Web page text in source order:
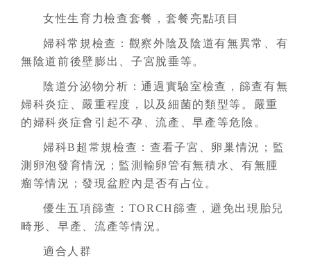
女性生育力檢查套餐，套餐亮點項目
婦科常規檢查：觀察外陰及陰道有無異常、有
無陰道前後壁膨出、子宮脫垂等。
陰道分泌物分析：通過實驗室檢查，篩查有無
婦科炎症、嚴重程度，以及細菌的類型等。嚴重
的婦科炎症會引起不孕、流產、早產等危險。
婦科B超常規檢查：查看子宮、卵巢情況；監
測卵泡發育情況；監測輸卵管有無積水、有無腫
瘤等情況；發現盆腔內是否有占位。
優生五項篩查：TORCH篩查，避免出現胎兒
畸形、早產、流產等情況。
適合人群